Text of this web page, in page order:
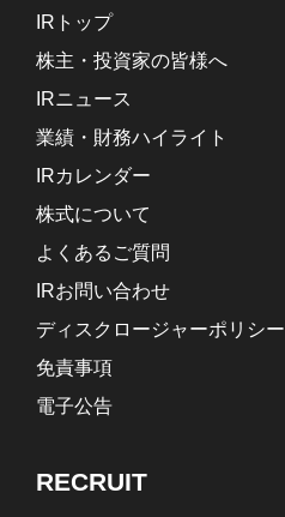
IRトップ
株主・投資家の皆様へ
IRニュース
業績・財務ハイライト
IRカレンダー
株式について
よくあるご質問
IRお問い合わせ
ディスクロージャーポリシー
免責事項
電子公告
RECRUIT